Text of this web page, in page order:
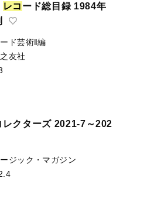
レコ ード総目録 1984年
ード芸術‖編
友社
レクターズ 2021-7～202
ージック・マガジン